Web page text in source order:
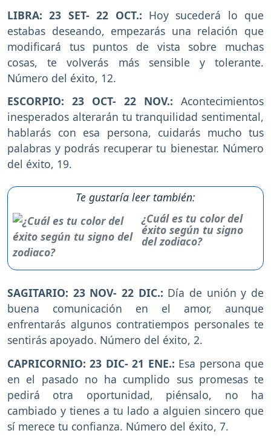
LIBRA: 23 SET- 22 OCT.: Hoy sucederá lo que
estabas deseando, empezarás una relación que
modificará tus puntos de vista sobre muchas
cosas, te volverás más sensible y tolerante.
Número del éxito, 12.
ESCORPIO: 23 OCT- 22 NOV.: Acontecimientos
inesperados alterarán tu tranquilidad sentimental,
hablarás con esa persona, cuidarás mucho tus
palabras y podrás recuperar tu bienestar. Número
del éxito, 19.
Te gustaría leer también:
¿Cuál es tu color del
éxito según tu signo
del zodiaco?
SAGITARIO: 23 NOV- 22 DIC.: Día de unión y de
buena comunicación en el amor, aunque
enfrentarás algunos contratiempos personales te
sentirás apoyado. Número del éxito, 2.
CAPRICORNIO: 23 DIC- 21 ENE.: Esa persona que
en el pasado no ha cumplido sus promesas te
pedirá otra oportunidad, piénsalo, no ha
cambiado y tienes a tu lado a alguien sincero que
sí merece tu confianza. Número del éxito, 7.